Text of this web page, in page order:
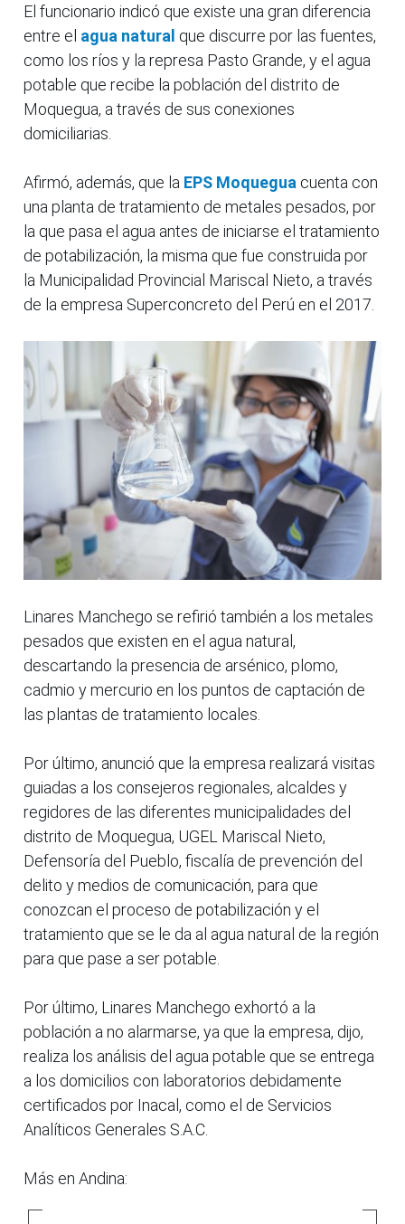
El funcionario indicó que existe una gran diferencia
entre el agua natural que discurre por las fuentes,
como los ríos y la represa Pasto Grande, y el agua
potable que recibe la población del distrito de
Moquegua, a través de sus conexiones
domiciliarias.
Afirmó, además, que la EPS Moquegua cuenta con
una planta de tratamiento de metales pesados, por
la que pasa el agua antes de iniciarse el tratamiento
de potabilización, la misma que fue construida por
la Municipalidad Provincial Mariscal Nieto, a través
de la empresa Superconcreto del Perú en el 2017.
Linares Manchego se refirió también a los metales
pesados que existen en el agua natural,
descartando la presencia de arsénico, plomo,
cadmio y mercurio en los puntos de captación de
las plantas de tratamiento locales.
Por último, anunció que la empresa realizará visitas
guiadas a los consejeros regionales, alcaldes y
regidores de las diferentes municipalidades del
distrito de Moquegua, UGEL Mariscal Nieto,
Defensoría del Pueblo, fiscalía de prevención del
delito y medios de comunicación, para que
conozcan el proceso de potabilización y el
tratamiento que se le da al agua natural de la región
para que pase a ser potable.
Por último, Linares Manchego exhortó a la
población a no alarmarse, ya que la empresa, dijo,
realiza los análisis del agua potable que se entrega
a los domicilios con laboratorios debidamente
certificados por Inacal, como el de Servicios
Analíticos Generales S.A.C.
Más en Andina: